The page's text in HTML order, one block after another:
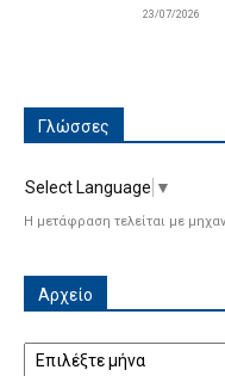
23/07/2026
Γλώσσες
Select Language ▼
Η μετάφραση τελείται με
Αρχείο